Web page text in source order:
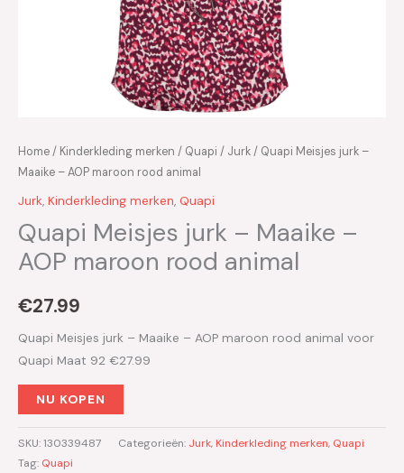
Home/ Kinderkleding merken / Quapi / Jurk/ Quapi Meisjes jurk –
Maaike – AOP maroon rood animal
Jurk, Kinderkleding merken, Quapi
Quapi Meisjes jurk – Maaike –
AOP maroon rood animal
€27.99
Quapi Meisjes jurk – Maaike – AOP maroon rood animal voor
Quapi Maat 92 €27.99
NU KOPEN
SKU:130339487 Categorieën: Jurk, Kinderkleding merken, Quapi
Tag: Quapi